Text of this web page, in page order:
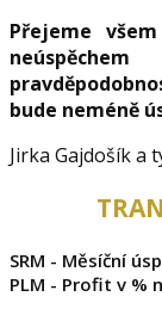
Přejeme
bude neméně
Jirka Gajdošík a
SRM - Měsíční
PLM - Profit v %